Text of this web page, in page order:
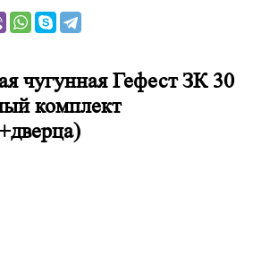
чугунная Гефест ЗК 30
комплект